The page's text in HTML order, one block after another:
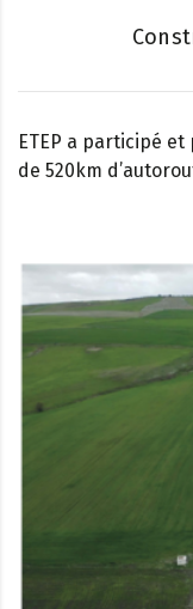
ETEP a participé
de 520km